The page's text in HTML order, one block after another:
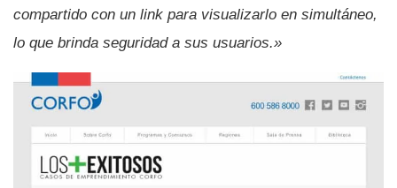
compartido con un link para visualizarlo en simultáneo,
lo que brinda seguridad a sus usuarios.»